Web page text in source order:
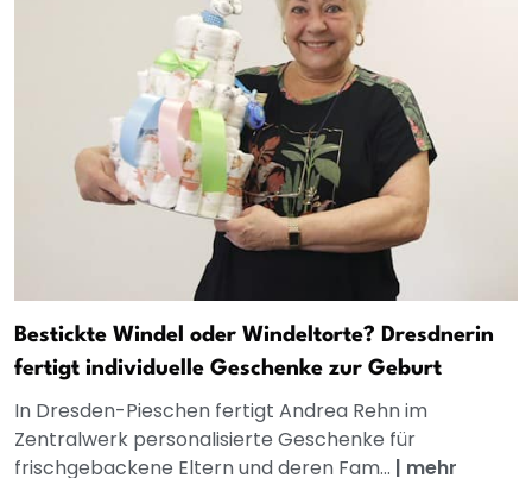
Bestickte Windel oder Windeltorte? Dresdnerin
fertigt individuelle Geschenke zur Geburt
In Dresden-Pieschen fertigt Andrea Rehn im
Zentralwerk personalisierte Geschenke für
frischgebackene Eltern und deren Fam... | mehr